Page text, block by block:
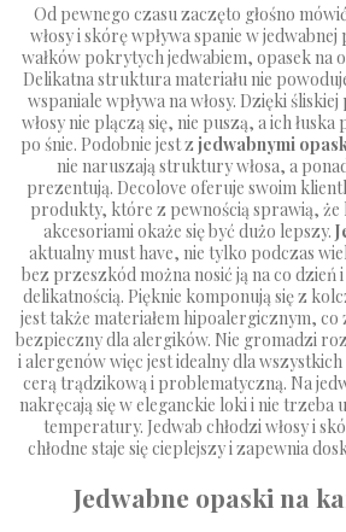
Od pewnego czasu zaczęto głośno
włosy i skórę wpływa spanie w
wałków pokrytych jedwabiem, opasek na
Delikatna struktura materiału nie
wspaniale wpływa na włosy. Dzięki
włosy nie plączą się, nie puszą, a ich
po śnie. Podobnie jest z jedwabnymi
nie naruszają struktury włosa, a
prezentują. Decolove oferuje swoim
produkty, które z pewnością sprawią, że
akcesoriami okaże się być dużo lepszy.
aktualny must have, nie tylko podczas
bez przeszkód można nosić ją na co dzień
delikatnością. Pięknie komponują się z
jest także materiałem hipoalergicznym, co
bezpieczny dla alergików. Nie gromadzi
i alergenów więc jest idealny dla
cerą trądzikową i problematyczną. Na
nakręcają się w eleganckie loki i nie trzeba
temperatury. Jedwab chłodzi włosy i
chłodne staje się cieplejszy i zapewnia
Jedwabne opaski na